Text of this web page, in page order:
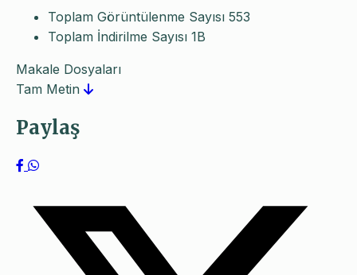
Toplam Görüntülenme Sayısı 553
Toplam İndirilme Sayısı 1B
Makale Dosyaları
Tam Metin
Paylaş